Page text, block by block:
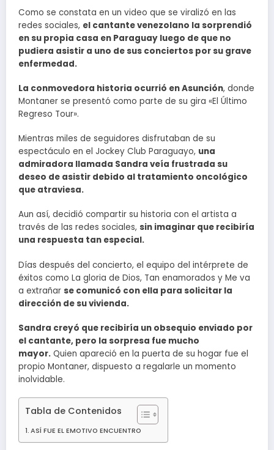
Como se constata en un video que se viralizó en las
redes sociales, el cantante venezolano la sorprendió
en su propia casa en Paraguay luego de que no
pudiera asistir a uno de sus conciertos por su grave
enfermedad.
La conmovedora historia ocurrió en Asunción, donde
Montaner se presentó como parte de su gira «El Último
Regreso Tour».
Mientras miles de seguidores disfrutaban de su
espectáculo en el Jockey Club Paraguayo, una
admiradora llamada Sandra veía frustrada su
deseo de asistir debido al tratamiento oncológico
que atraviesa.
Aun así, decidió compartir su historia con el artista a
través de las redes sociales, sin imaginar que recibiría
una respuesta tan especial.
Días después del concierto, el equipo del intérprete de
éxitos como La gloria de Dios, Tan enamorados y Me va
a extrañar se comunicó con ella para solicitar la
dirección de su vivienda.
Sandra creyó que recibiría un obsequio enviado por
el cantante, pero la sorpresa fue mucho
mayor. Quien apareció en la puerta de su hogar fue el
propio Montaner, dispuesto a regalarle un momento
inolvidable.
Tabla de Contenidos
ASÍ FUE EL EMOTIVO ENCUENTRO